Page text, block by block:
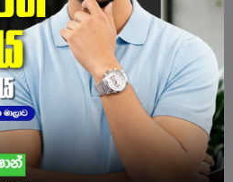
ගණිත පන්‍තිය
Packs
2026 නව විෂය නිර්දේශය යටතේ 6 ශ්‍රේණියේ සිසුන් සඳහා මෙම smart online ගණිත පංතිය - ඉරිදා සවස 3.30ට...
Learn More